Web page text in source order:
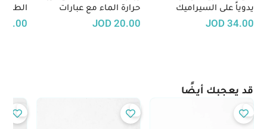
يدوياً على السيراميك
برسومات تعكس الطابع
34.00
JOD
حرارة الماء مع عبارات
فلسطينية تقليدية
20.00
JOD
40.00
قد يعجبك أيضًا